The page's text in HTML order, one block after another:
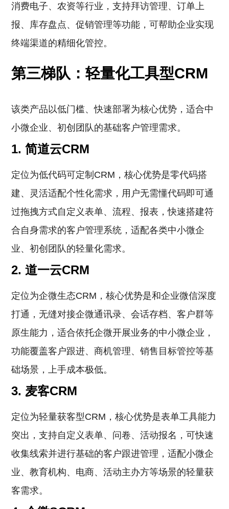
消费电子、农资等行业，支持拜访管理、订单上
报、库存盘点、促销管理等功能，可帮助企业实现
终端渠道的精细化管控。
第三梯队：轻量化工具型CRM
该类产品以低门槛、快速部署为核心优势，适合中
小微企业、初创团队的基础客户管理需求。
1. 简道云CRM
定位为低代码可定制CRM，核心优势是零代码搭
建、灵活适配个性化需求，用户无需懂代码即可通
过拖拽方式自定义表单、流程、报表，快速搭建符
合自身需求的客户管理系统，适配各类中小微企
业、初创团队的轻量化需求。
2. 道一云CRM
定位为企微生态CRM，核心优势是和企业微信深度
打通，无缝对接企微通讯录、会话存档、客户群等
原生能力，适合依托企微开展业务的中小微企业，
功能覆盖客户跟进、商机管理、销售目标管控等基
础场景，上手成本极低。
3. 麦客CRM
定位为轻量获客型CRM，核心优势是表单工具能力
突出，支持自定义表单、问卷、活动报名，可快速
收集线索并进行基础的客户跟进管理，适配小微企
业、教育机构、电商、活动主办方等场景的轻量获
客需求。